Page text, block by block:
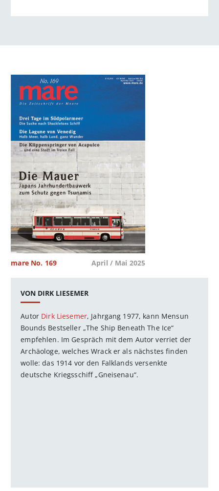
mare No. 169 April / Mai 2025
VON DIRK LIESEMER
Autor Dirk Liesemer, Jahrgang 1977, kann Mensun
Bounds Bestseller „The Ship Beneath The Ice“
empfehlen. Im Gespräch mit dem Autor verriet der
Archäologe, welches Wrack er als nächstes finden
wolle: das 1914 vor den Falklands versenkte
deutsche Kriegsschiff „Gneisenau“.